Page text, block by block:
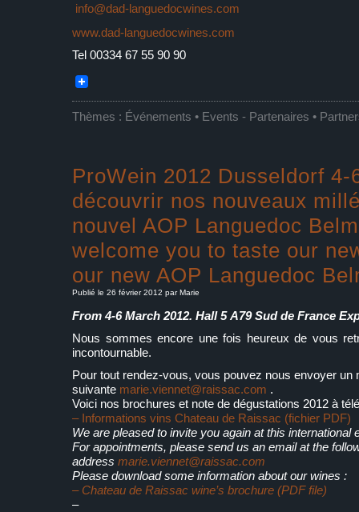
info@dad-languedocwines.com
www.dad-languedocwines.com
Tel 00334 67 55 90 90
Thèmes : Événements • Events - Partenaires •
ProWein 2012 Dusseldorf
découvrir nos nouveaux
nouvel AOP Languedoc
welcome you to taste our
our new AOP Languedoc
Publié le 26 février 2012 par Marie
From 4-6 March 2012. Hall 5A79 Sud de France
Nous sommes encore une fois heureux de vous
incontournable.
Pour tout rendez-vous, vous pouvez nous envoyer un
suivante marie.viennet@raissac.com .
Voici nos brochures et note de dégustations 2012 à
– Informations vins Chateau de Raissac (fichier PDF)
We are pleased to invite you again at this international
For appointments, please send us an email at the
address marie.viennet@raissac.com
Please download some information about our wines :
– Chateau de Raissac wine’s brochure (PDF file)
–